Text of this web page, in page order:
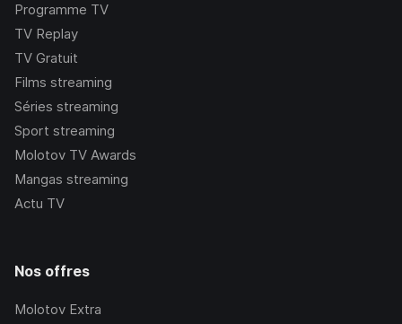
Programme TV
TV Replay
TV Gratuit
Films streaming
Séries streaming
Sport streaming
Molotov TV Awards
Mangas streaming
Actu TV
Nos offres
Molotov Extra